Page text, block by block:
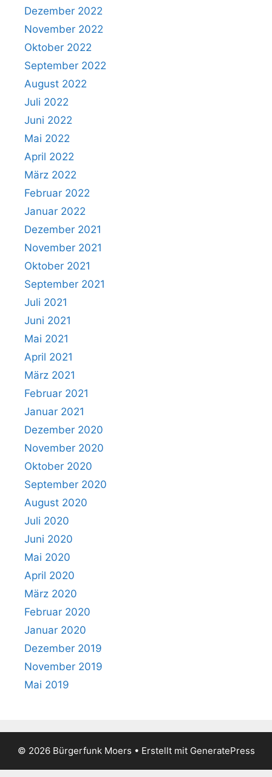
Dezember 2022
November 2022
Oktober 2022
September 2022
August 2022
Juli 2022
Juni 2022
Mai 2022
April 2022
März 2022
Februar 2022
Januar 2022
Dezember 2021
November 2021
Oktober 2021
September 2021
Juli 2021
Juni 2021
Mai 2021
April 2021
März 2021
Februar 2021
Januar 2021
Dezember 2020
November 2020
Oktober 2020
September 2020
August 2020
Juli 2020
Juni 2020
Mai 2020
April 2020
März 2020
Februar 2020
Januar 2020
Dezember 2019
November 2019
Mai 2019
© 2026 Bürgerfunk Moers • Erstellt mit GeneratePress